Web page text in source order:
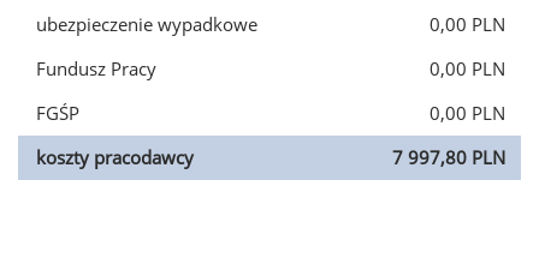
ubezpieczenie wypadkowe
0,00 PLN
Fundusz Pracy
0,00 PLN
FGŚP
0,00 PLN
koszty pracodawcy
7 997,80 PLN